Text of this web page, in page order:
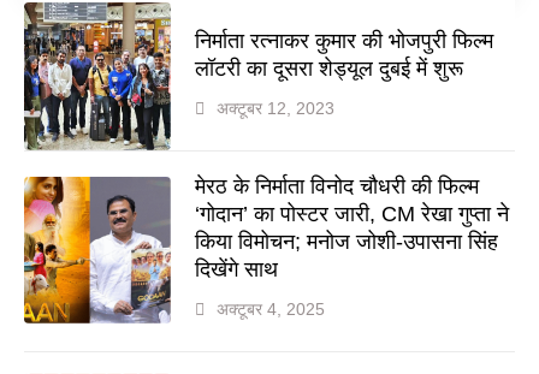
निर्माता रत्नाकर कुमार की भोजपुरी फिल्म
लॉटरी का दूसरा शेड्यूल दुबई में शुरू
अक्टूबर 12, 2023
मेरठ के निर्माता विनोद चौधरी की फिल्म
‘गोदान’ का पोस्टर जारी, CM रेखा गुप्ता ने
किया विमोचन; मनोज जोशी-उपासना सिंह
दिखेंगे साथ
अक्टूबर 4, 2025